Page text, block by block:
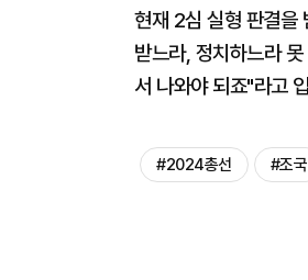
현재 2심 실형 판결을
받느라, 정치하느라
서 나와야 되죠"라고
#2024총선 #조국